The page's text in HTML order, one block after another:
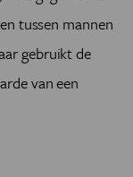
tussen mannen
gebruikt de
van een